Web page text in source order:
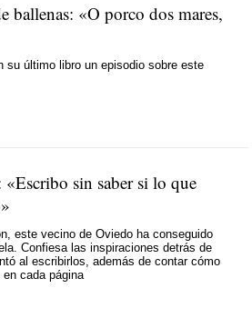
ballenas: «O porco dos mares,
su último libro un episodio sobre este
sin saber si lo que
este vecino de Oviedo ha conseguido
Confiesa las inspiraciones detrás de
al escribirlos, además de contar cómo
cada página